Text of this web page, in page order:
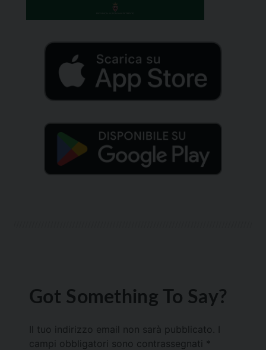
Got Something To Say?
Il tuo indirizzo email non sarà pubblicato.
campi obbligatori sono contrassegnati *